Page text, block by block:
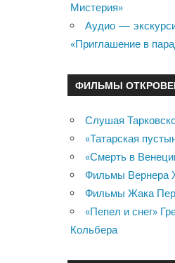
Мистерия»
Аудио —
«Приглашение в
ФИЛЬМЫ
Слушая
«Татарская
«Смерть в
Фильмы Вернера
Фильмы Жака
«Пепел и снег»
Кольбера